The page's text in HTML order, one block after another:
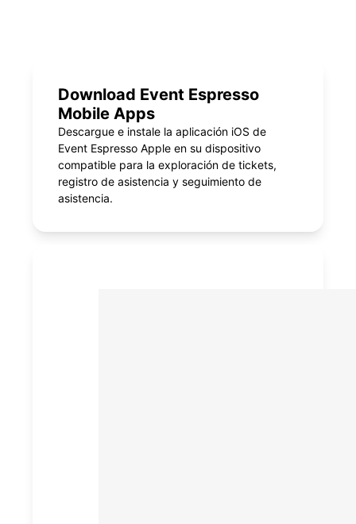
Download Event Espresso
Mobile Apps
Descargue e instale la aplicación iOS de
Event Espresso Apple en su dispositivo
compatible para la exploración de tickets,
registro de asistencia y seguimiento de
asistencia.